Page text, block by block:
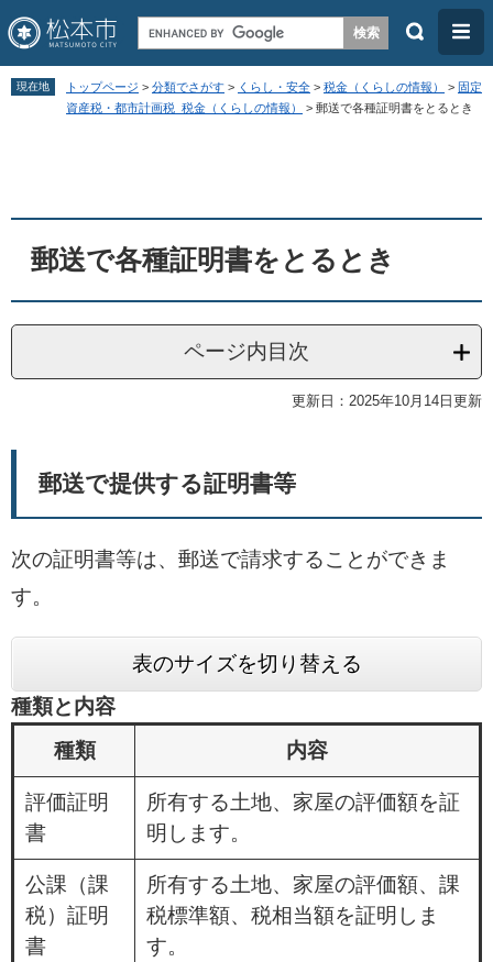
ペ
す
。
メ
し
て
検
メ
ニ
ュ
ー
現在地 トップページ > 分類でさがす > くらし・安全 > 税金（くらしの情報） > 固定
資産税・都市計画税_税金（くらしの情報）
> 郵送で各種証明書をとるとき
郵送で各種証明書をとるとき
ページ内目次
更新日：2025年10月14日更新
郵送で提供する証明書等
次の証明書等は、郵送で請求することができま
す。
表のサイズを切り替える
種類と内容
種類
内容
評価証明
書
所有する土地、家屋の評価額を証
明します。
公課（課
税）証明
書
所有する土地、家屋の評価額、課
税標準額、税相当額を証明しま
す。